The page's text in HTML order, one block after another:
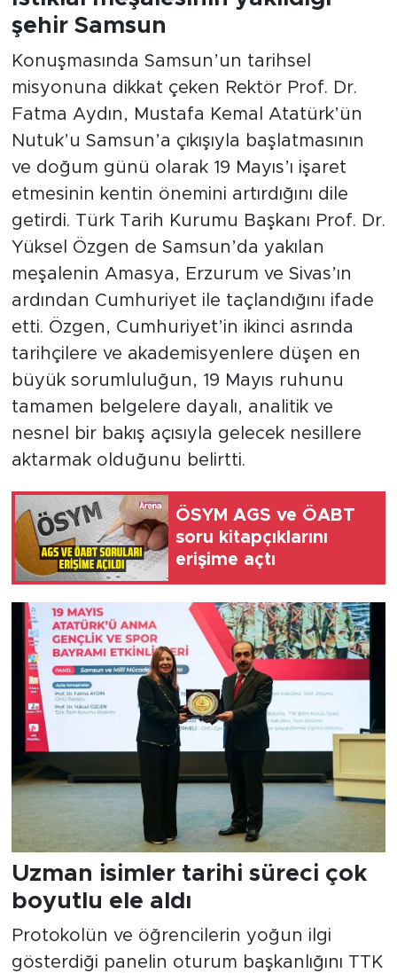
şehir Samsun
Konuşmasında Samsun’un tarihsel
misyonuna dikkat çeken Rektör Prof. Dr.
Fatma Aydın, Mustafa Kemal Atatürk’ün
Nutuk’u Samsun’a çıkışıyla başlatmasının
ve doğum günü olarak 19 Mayıs’ı işaret
etmesinin kentin önemini artırdığını dile
getirdi. Türk Tarih Kurumu Başkanı Prof. Dr.
Yüksel Özgen de Samsun’da yakılan
meşalenin Amasya, Erzurum ve Sivas’ın
ardından Cumhuriyet ile taçlandığını ifade
etti. Özgen, Cumhuriyet’in ikinci asrında
tarihçilere ve akademisyenlere düşen en
büyük sorumluluğun, 19 Mayıs ruhunu
tamamen belgelere dayalı, analitik ve
nesnel bir bakış açısıyla gelecek nesillere
aktarmak olduğunu belirtti.
ÖSYM AGS ve ÖABT
soru kitapçıklarını
erişime açtı
Uzman isimler tarihi süreci çok
boyutlu ele aldı
Protokolün ve öğrencilerin yoğun ilgi
gösterdiği panelin oturum başkanlığını TTK